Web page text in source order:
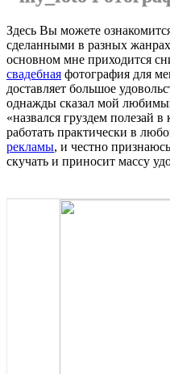
Здесь Вы можете
сделанными в разных
основном мне приходится
свадебная фотография для
доставляет большое
однажды сказал мой
«назвался груздем полезай
работать практически в
рекламы, и честно
скучать и приносит массу